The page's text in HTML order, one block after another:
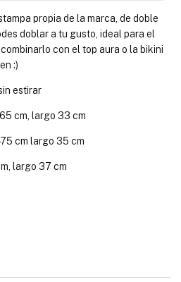
propia de la marca, de doble
doblar a tu gusto, ideal para el
con el top aura o la bikini
:)
estirar
cm, largo 33 cm
cm largo 35 cm
largo 37 cm